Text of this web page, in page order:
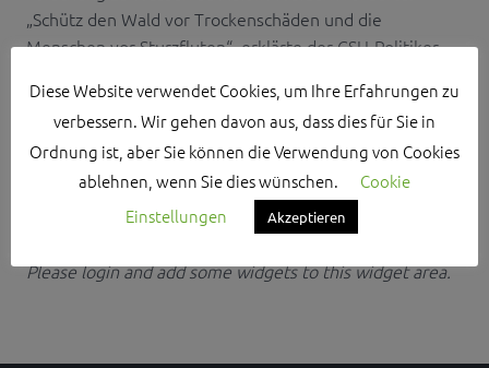
„Schütz den Wald vor Trockenschäden und die
Menschen vor Sturzfluten“, erklärte der CSU-Politiker
Search Sidebar Widget Area
Please login and add some widgets to this widget area.
Diese Website verwendet Cookies, um Ihre Erfahrungen zu
verbessern. Wir gehen davon aus, dass dies für Sie in
Ordnung ist, aber Sie können die Verwendung von Cookies
ablehnen, wenn Sie dies wünschen.
Cookie
Einstellungen
Akzeptieren